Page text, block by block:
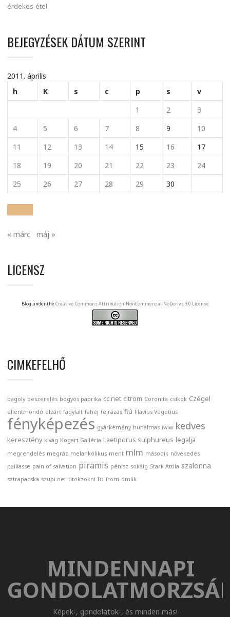
érdekes étel
BEJEGYZÉSEK DÁTUM SZERINT
2011. április
h
K s c p s
v
1
2
3
4
5 6 7 8 9
10
11
12 13 14 15 16
17
18
19 20 21 22 23
24
25
26 27 28 29 30
« márc máj »
LICENSZ
Blog under the Creative Commons Attribution-NonCommercial-NoDerivs 3.0 License
CIMKEFELHŐ
bagoly beszerelés bogyós paprika cc.net citrom Coronita csíkok Czégel
ellentmondó elzárt fagylalt fahéj fejrázás fiú Flavius Vegetius
fényképezés gyárkémény hunalmas iwiw kedves
keresztény kivág Kogart Galléria Laetiporus sulphureus legalja
megrendelés megráz melankólikus ment mlm második nővekedés
paillasse pain of salvation piramis pénisz sokáig Stark Attila szalonna
sztrapacska szupi.net titokzokni to írom ömlik
MINDENNAPI
Képek-, gondolatok-, és minden más!